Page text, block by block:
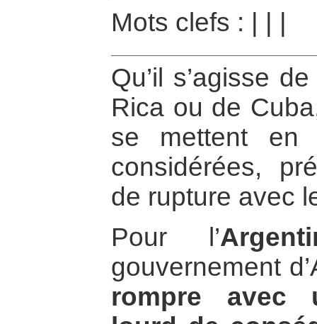
Mots clefs :
Qu’il s’agisse
Rica ou de
se mettent en
considérées,
de rupture avec
Pour l’
gouvernement
rompre avec